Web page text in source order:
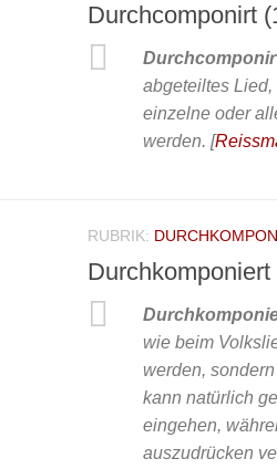
Durchcomponirt
abgeteiltes
einzelne oder
werden. [
RUBRIK:
Durchkomponiert
wie beim
werden,
kann natürlich
eingehen,
auszudrücken